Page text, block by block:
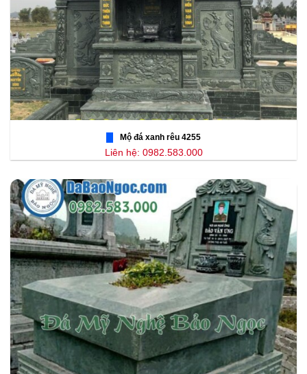
Mộ đá xanh rêu 4255
Liên hệ: 0982.583.000